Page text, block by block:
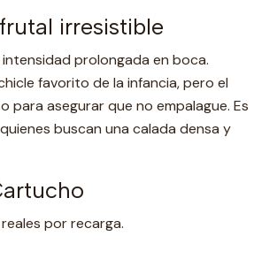
irresistible
prolongada en boca.
favorito de la infancia, pero el
para asegurar que no empalague. Es
buscan una calada densa y
por recarga.